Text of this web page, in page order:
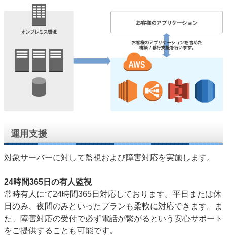
運用支援
対象サーバーに対して監視および障害対応を実施します。
24時間365日の有人監視
常時有人にて24時間365日対応しております。平日または休
日のみ、夜間のみといったプランも柔軟に対応できます。ま
た、障害対応の受付で必ず電話が繋がるという安心サポート
をご提供することも可能です。